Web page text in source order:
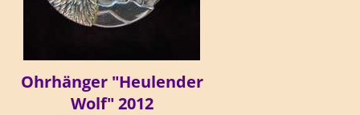
Ohrhänger "Heulender
Wolf" 2012